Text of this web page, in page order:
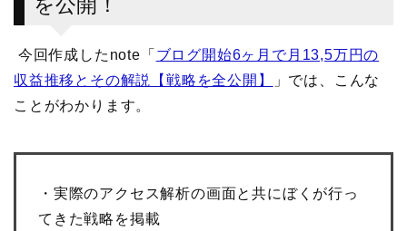
を公開！
今回作成したnote「 ブログ開始6ヶ月で月13,5万円の
収益推移とその解説【戦略を全公開】
」では、こんな
ことがわかります。
・実際のアクセス解析の画面と共にぼくが行っ
てきた戦略を掲載